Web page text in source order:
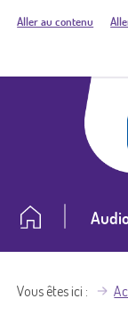
Aller au contenu
Vous êtes ici